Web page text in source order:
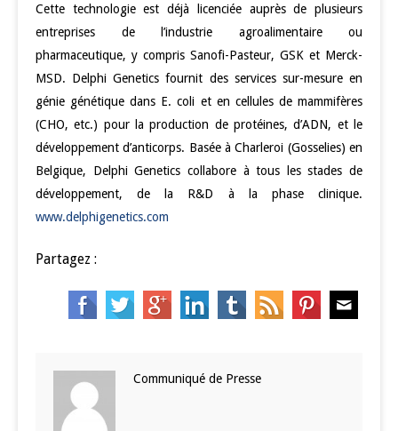
Cette technologie est déjà licenciée auprès de plusieurs
entreprises de l’industrie agroalimentaire ou
pharmaceutique, y compris Sanofi-Pasteur, GSK et Merck-
MSD. Delphi Genetics fournit des services sur-mesure en
génie génétique dans E. coli et en cellules de mammifères
(CHO, etc.) pour la production de protéines, d’ADN, et le
développement d’anticorps. Basée à Charleroi (Gosselies) en
Belgique, Delphi Genetics collabore à tous les stades de
développement, de la R&D à la phase clinique.
www.delphigenetics.com
Partagez :
Communiqué de Presse